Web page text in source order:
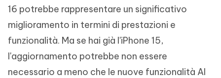
16 potrebbe rappresentare un significativo
miglioramento in termini di prestazioni e
funzionalità. Ma se hai già l'iPhone 15,
l'aggiornamento potrebbe non essere
necessario a meno che le nuove funzionalità AI